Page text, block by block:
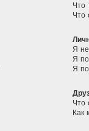
Что
Что
Я
Я
Я
Что
Как